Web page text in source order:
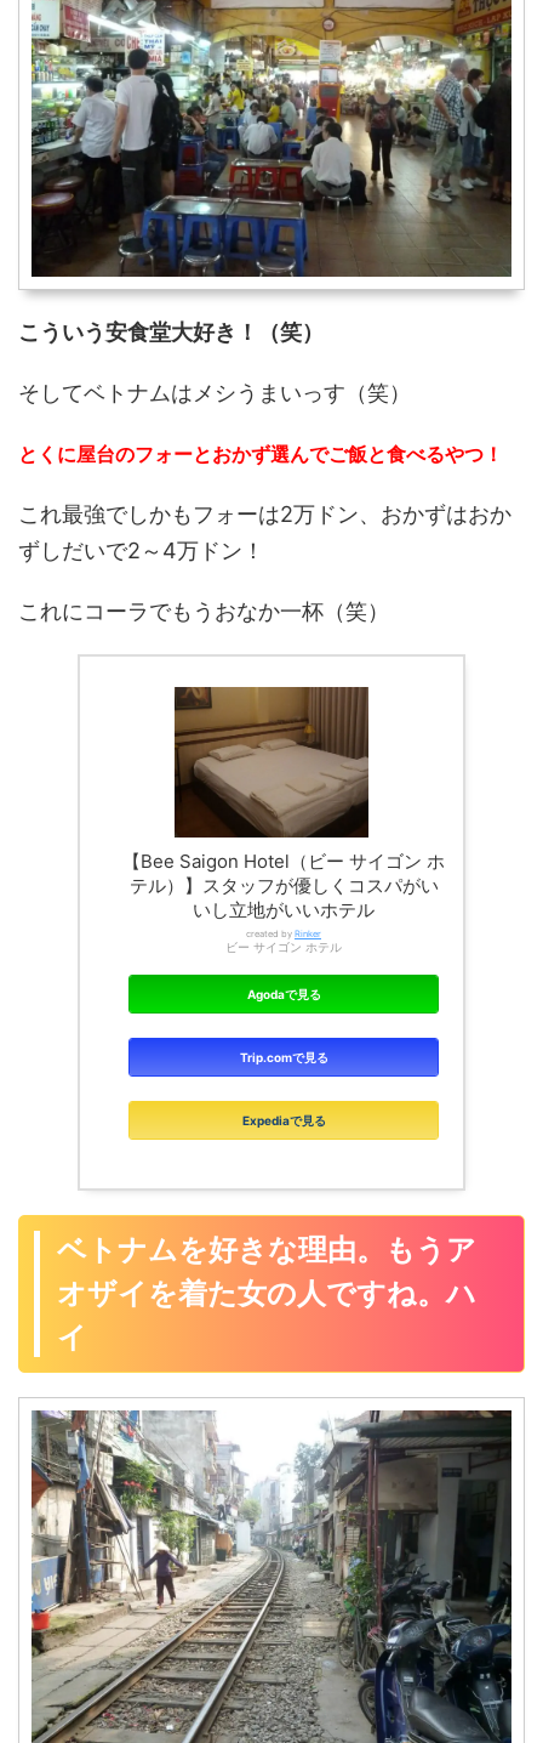
こういう安食堂大好き！（笑）
そしてベトナムはメシうまいっす（笑）
とくに屋台のフォーとおかず選んでご飯と食べるやつ！
これ最強でしかもフォーは2万ドン、おかずはおか
ずしだいで2～4万ドン！
これにコーラでもうおなか一杯（笑）
【Bee Saigon Hotel（ビー サイゴン ホ
テル）】スタッフが優しくコスパがい
いし立地がいいホテル
created by Rinker
ビー サイゴン ホテル
Agodaで見る
Trip.comで見る
Expediaで見る
ベトナムを好きな理由。もうア
オザイを着た女の人ですね。ハ
イ